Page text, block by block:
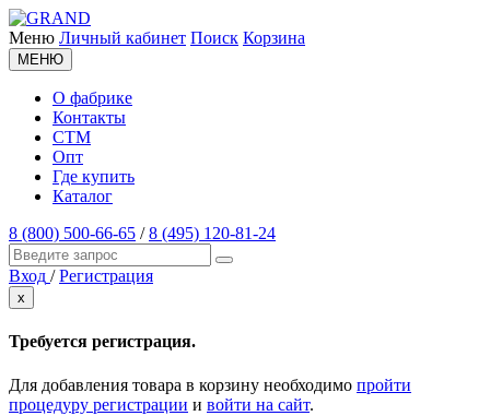
Меню Личный кабинет Поиск Корзина
МЕНЮ
О фабрике
Контакты
СТМ
Опт
Где купить
Каталог
8 (800) 500-66-65 /8 (495) 120-81-24
Вход / Регистрация
x
Требуется регистрация.
Для добавления товара в корзину необходимо пройти
процедуру регистрации и войти на сайт.